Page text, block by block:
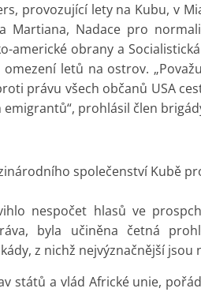
provozující lety na Kubu, v
Martiana, Nadace pro
americké obrany a
letů na ostrov.
právu všech občanů USA
prohlásil člen
společenství Kubě
nespočet hlasů ve
byla učiněna četná
z nichž nejvýznačnější jsou
států a vlád Africké unie,